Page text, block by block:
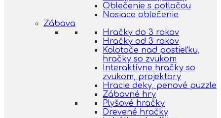
Oblečenie s potlačou
Nosiace oblečenie
Zábava
Hračky do 3 rokov
Hračky od 3 rokov
Kolotoče nad postieľku,
hračky so zvukom
Interaktívne hračky so
zvukom, projektory
Hracie deky, penové puzzle
Zábavné hry
Plyšové hračky
Drevené hračky